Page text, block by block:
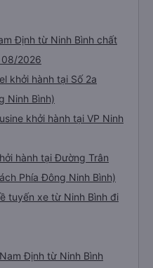
Định từ Ninh Bình chất
08/2026
khởi hành tại Số 2a
Ninh Bình)
khởi hành tại VP Ninh
hành tại Đường Trân
Phía Đông Ninh Bình)
tuyến xe từ Ninh Bình đi
Định từ Ninh Bình